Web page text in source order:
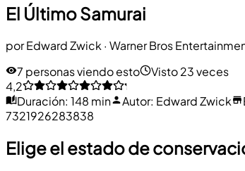
El Último Samurai
porEdward Zwick · Warner Bros
7 personas viendo esto
Visto 23 veces
4,2
Duración: 148 min Autor: Edward Zwick
7321926283838
Elige el estado de